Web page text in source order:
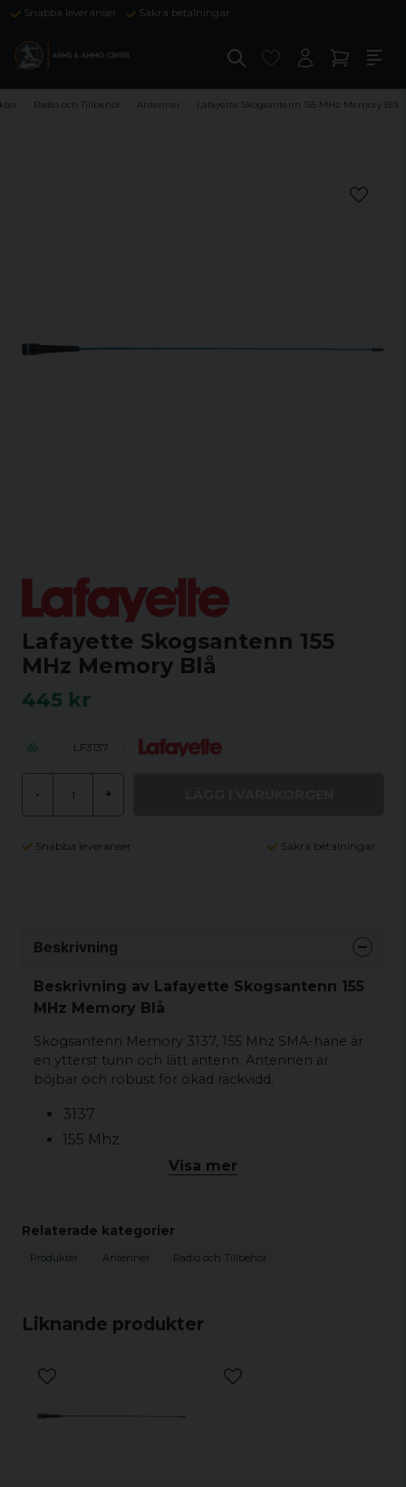
Snabba leveranser Säkra betalningar
Radio och Tillbehör Antenner Lafayette Skogsantenn 155 MHz Memory Blå
Lafayette Skogsantenn 155
MHz Memory Blå
445 kr
LF3137
- +
Snabba leveranser Säkra betalningar
Liknande produkter
Beskrivning
Beskrivning av Lafayette Skogsantenn 155
MHz Memory Blå
Skogsantenn Memory 3137, 155 Mhz SMA-hane är
en ytterst tunn och lätt antenn. Antennen är
böjbar och robust för ökad räckvidd.
3137
155 Mhz
Visa mer
Relaterade kategorier
Produkter Antenner Radio och Tillbehör